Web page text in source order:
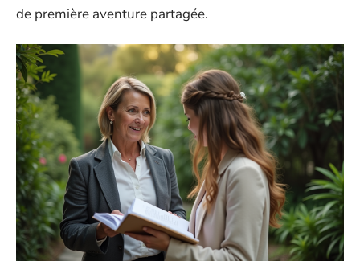
de première aventure partagée.